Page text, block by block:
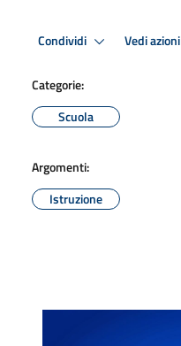
Condividi Vedi azioni
Categorie:
Scuola
Argomenti:
Istruzione